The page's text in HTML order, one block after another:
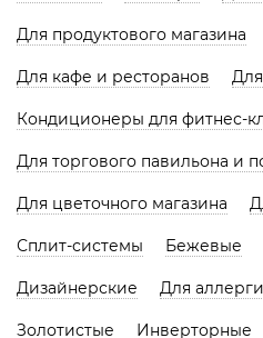
Для продуктового магазина
Для кафе и ресторанов
Кондиционеры для фитнес-
Для торгового павильона и
Для цветочного магазина
Сплит-системы Бежевые
Дизайнерские Для
Золотистые Инверторные